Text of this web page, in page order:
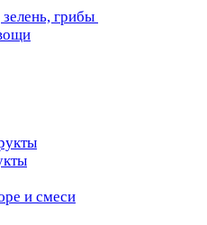
грибы
и смеси